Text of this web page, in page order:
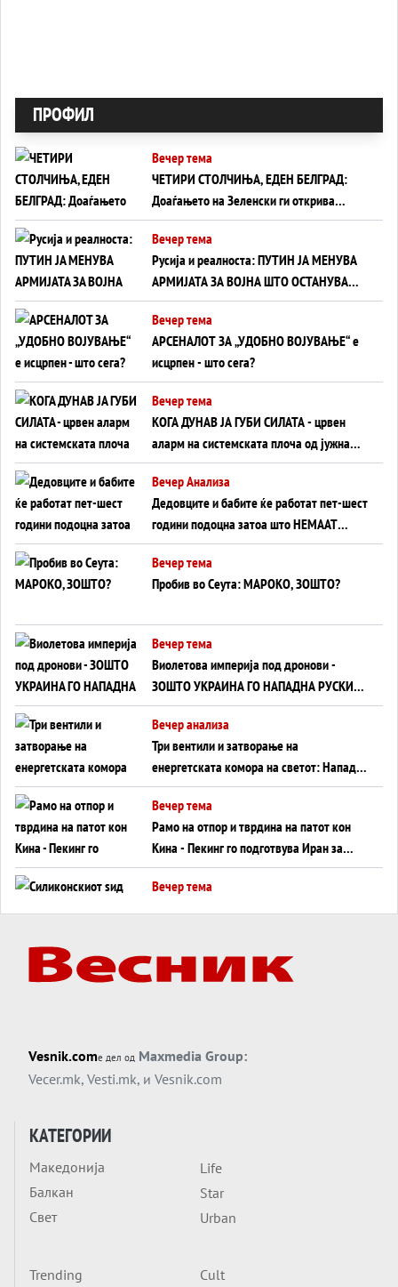
ПРОФИЛ
Вечер тема
ЧЕТИРИ СТОЛЧИЊА, ЕДЕН БЕЛГРАД:
Доаѓањето на Зеленски ги открива
тајните на политиката на балансирање
на Вучиќ
Вечер тема
Русија и реалноста: ПУТИН ЈА МЕНУВА
АРМИЈАТА ЗА ВОЈНА ШТО ОСТАНУВА
БЕЗ ФРОНТ
Вечер тема
АРСЕНАЛОТ ЗА „УДОБНО ВОЈУВАЊЕ“ е
исцрпен - што сега?
Вечер тема
КОГА ДУНАВ ЈА ГУБИ СИЛАТА - црвен
аларм на системската плоча од јужна
Германија до Црното Море...
Вечер Анализа
Дедовците и бабите ќе работат пет-шест
години подоцна затоа што НЕМААТ
ВНУЦИ ДА ГИ ЗАМЕНАТ
Вечер тема
Пробив во Сеута: МАРОКО, ЗОШТО?
Вечер тема
Виолетова империја под дронови -
ЗОШТО УКРАИНА ГО НАПАДНА РУСКИОТ
WILDBERRIES
Вечер анализа
Три вентили и затворање на
енергетската комора на светот: Нападот
во Суец најавува глобален енергетски
инфаркт?
Вечер тема
Рамо на отпор и тврдина на патот кон
Кина - Пекинг го подготвува Иран за
американска копнена инвазија
Вечер тема
Вечер тема
Трамп тврди дека повторно „разговара“
Вечер тема
ДЛАБОКО УДОЛУ: Сметководствените
трикови што го соборија ЕНРОН ги
Вечер тема
Блискиот Исток со украинското бојно
Vesnik.comе дел од Maxmedia Group:
Vecer.mk, Vesti.mk, и Vesnik.com
КАТЕГОРИИ
Македонија
Балкан
Свет
Life
Star
Urban
Trending
Cult